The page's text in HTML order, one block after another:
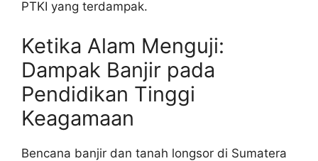
PTKI yang terdampak.
Ketika Alam Menguji:
Dampak Banjir pada
Pendidikan Tinggi
Keagamaan
Bencana banjir dan tanah longsor di Sumatera